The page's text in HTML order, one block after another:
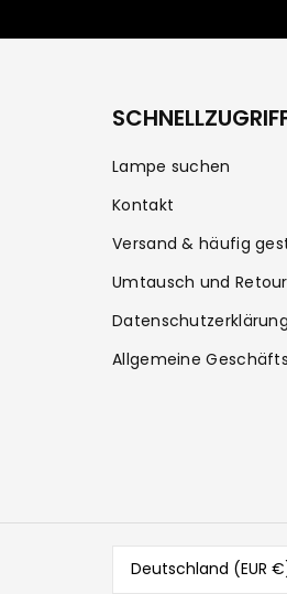
Lampe suchen
Kontakt
Versand & häufig
Umtausch und
Datenschutzerklärung
Allgemeine
Deutschland (EUR